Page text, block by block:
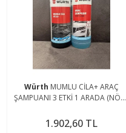
Würth MUMLU CİLA+ ARAÇ
ŞAMPUANI 3 ETKİ 1 ARADA (NÖTR
1.902,60 TL